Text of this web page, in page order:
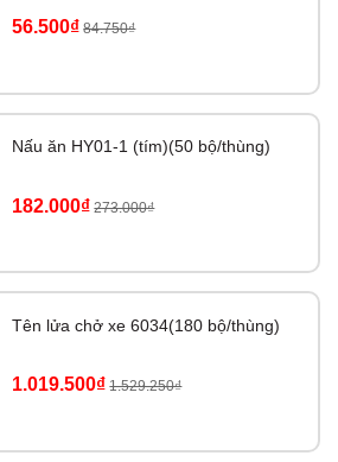
56.500₫ 84.750₫
Nấu ăn HY01-1 (tím)(50 bộ/thùng)
182.000₫ 273.000₫
Tên lửa chở xe 6034(180 bộ/thùng)
1.019.500₫ 1.529.250₫